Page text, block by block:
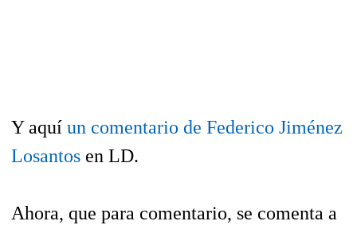
Y aquí un comentario de Federico Jiménez
Losantos en LD.
Ahora, que para comentario, se comenta a